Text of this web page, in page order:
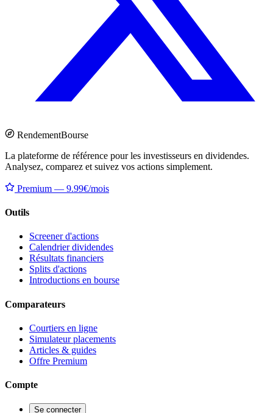
RendementBourse
La plateforme de référence pour les investisseurs en dividendes.
Analysez, comparez et suivez vos actions simplement.
Premium — 9.99€/mois
Outils
Screener d'actions
Calendrier dividendes
Résultats financiers
Splits d'actions
Introductions en bourse
Comparateurs
Courtiers en ligne
Simulateur placements
Articles & guides
Offre Premium
Compte
Se connecter